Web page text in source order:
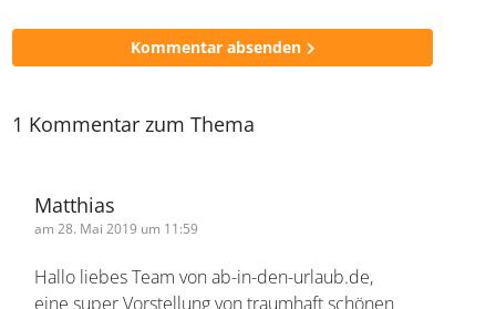
Kommentar absenden
1 Kommentar zum Thema
Matthias
am 28. Mai 2019 um 11:59
Hallo liebes Team von ab-in-den-urlaub.de,
eine super Vorstellung von traumhaft schönen